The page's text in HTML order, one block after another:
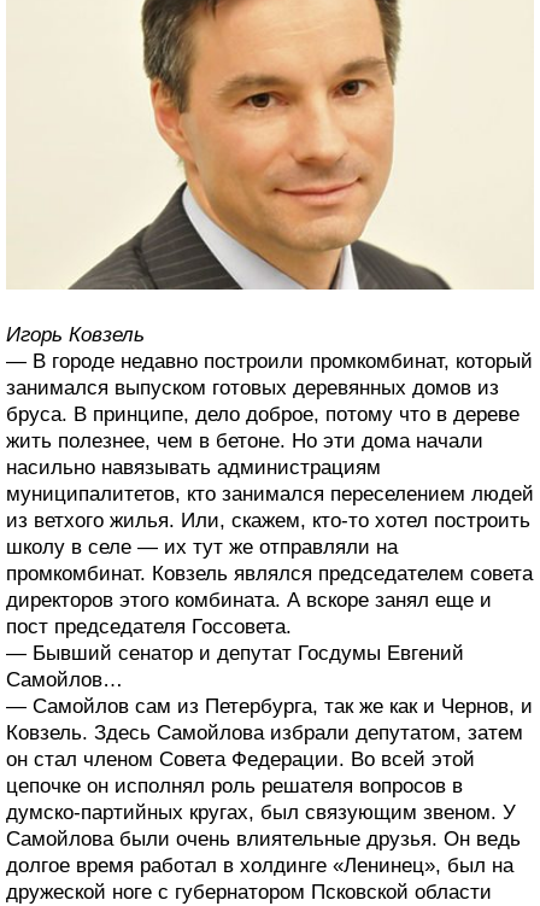
Игорь Ковзель
— В городе недавно построили промкомбинат, который
занимался выпуском готовых деревянных домов из
бруса. В принципе, дело доброе, потому что в дереве
жить полезнее, чем в бетоне. Но эти дома начали
насильно навязывать администрациям
муниципалитетов, кто занимался переселением людей
из ветхого жилья. Или, скажем, кто-то хотел построить
школу в селе — их тут же отправляли на
промкомбинат. Ковзель являлся председателем совета
директоров этого комбината. А вскоре занял еще и
пост председателя Госсовета.
— Бывший сенатор и депутат Госдумы Евгений
Самойлов…
— Самойлов сам из Петербурга, так же как и Чернов, и
Ковзель. Здесь Самойлова избрали депутатом, затем
он стал членом Совета Федерации. Во всей этой
цепочке он исполнял роль решателя вопросов в
думско-партийных кругах, был связующим звеном. У
Самойлова были очень влиятельные друзья. Он ведь
долгое время работал в холдинге «Ленинец», был на
дружеской ноге с губернатором Псковской области